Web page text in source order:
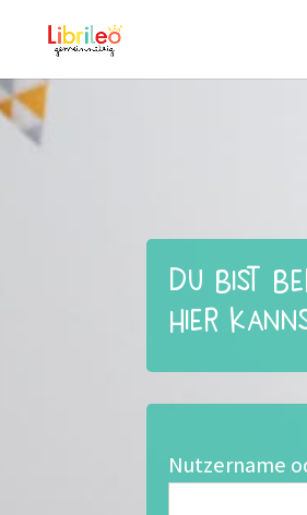
Du bist
Hier
Nutzername